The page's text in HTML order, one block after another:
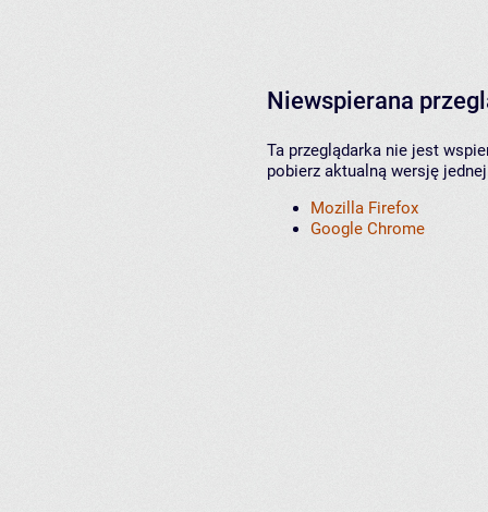
Niewspierana
Ta przeglądarka nie jest
pobierz aktualną wersję
Mozilla Firefox
Google Chrome